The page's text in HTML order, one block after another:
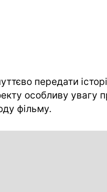
передати
особливу увагу
фільму.